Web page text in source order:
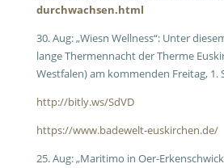
durchwachsen.html
30. Aug: „Wiesn Wellness“: Unter
lange Thermennacht der Therme
Westfalen) am kommenden Freitag, 1.
http://bitly.ws/SdVD
https://www.badewelt-euskirchen.de/
25. Aug: „Maritimo in Oer-Erkenschwick